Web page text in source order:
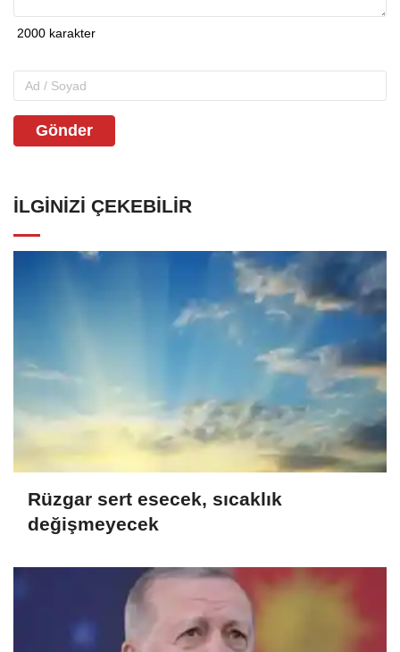
Gönder
İLGINIZI ÇEKEBILIR
Rüzgar sert esecek, sıcaklık
değişmeyecek